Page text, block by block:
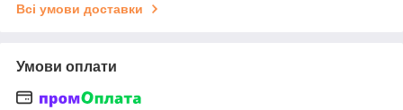
Всі умови доставки
Умови оплати